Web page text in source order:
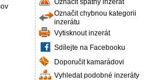
Označit špatný inzerát
Označit chybnou kategorii
inzerátu
Vytisknout inzerát
Sdílejte na Facebooku
Doporučit kamarádovi
Vyhledat podobné inzeráty